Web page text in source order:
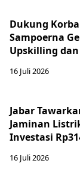
Dukung
Sampoerna
Upskilling
16 Juli 2026
Jabar
Jaminan
Investasi
16 Juli 2026